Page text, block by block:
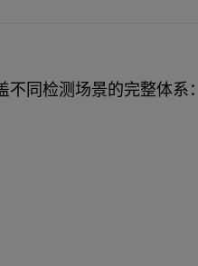
同检测场景的完整体系：